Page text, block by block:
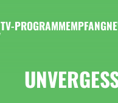
TV-PROGRAMMEMPFANG